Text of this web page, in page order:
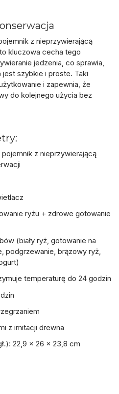
z nieprzywierającą
to kluczowa cecha tego
jedzenia, co sprawia,
szybkie i proste. Taki
i zapewnia, że
do kolejnego użycia bez
z nieprzywierającą
ryżu + zdrowe gotowanie
(biały ryż, gotowanie na
podgrzewanie, brązowy ryż,
temperaturę do 24 godzin
z imitacji drewna
22,9 x 26 x 23,8 cm